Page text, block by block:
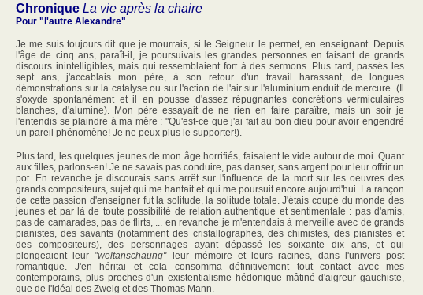
Chronique La vie après la chaire
Pour "l'autre Alexandre"
Je me suis toujours dit que je mourrais, si le Seigneur le permet, en enseignant. Depuis
l'âge de cinq ans, paraît-il, je poursuivais les grandes personnes en faisant de grands
discours inintelligibles, mais qui ressemblaient fort à des sermons. Plus tard, passés les
sept ans, j'accablais mon père, à son retour d'un travail harassant, de longues
démonstrations sur la catalyse ou sur l'action de l'air sur l'aluminium enduit de mercure. (Il
s'oxyde spontanément et il en pousse d'assez répugnantes concrétions vermiculaires
blanches, d'alumine). Mon père essayait de ne rien en faire paraître, mais un soir je
l'entendis se plaindre à ma mère : "Qu'est-ce que j'ai fait au bon dieu pour avoir engendré
un pareil phénomène! Je ne peux plus le supporter!).
Plus tard, les quelques jeunes de mon âge horrifiés, faisaient le vide autour de moi. Quant
aux filles, parlons-en! Je ne savais pas conduire, pas danser, sans argent pour leur offrir un
pot. En revanche je discourais sans arrêt sur l'influence de la mort sur les oeuvres des
grands compositeurs, sujet qui me hantait et qui me poursuit encore aujourd'hui. La rançon
de cette passion d'enseigner fut la solitude, la solitude totale. J'étais coupé du monde des
jeunes et par là de toute possibilité de relation authentique et sentimentale : pas d'amis,
pas de camarades, pas de flirts, ... en revanche je m'entendais à merveille avec de grands
pianistes, des savants (notamment des cristallographes, des chimistes, des pianistes et
des compositeurs), des personnages ayant dépassé les soixante dix ans, et qui
plongeaient leur "weltanschaung"leur mémoire et leurs racines, dans l'univers post
romantique. J'en héritai et cela consomma définitivement tout contact avec mes
contemporains, plus proches d'un existentialisme hédonique mâtiné d'aigreur gauchiste,
que de l'idéal des Zweig et des Thomas Mann.